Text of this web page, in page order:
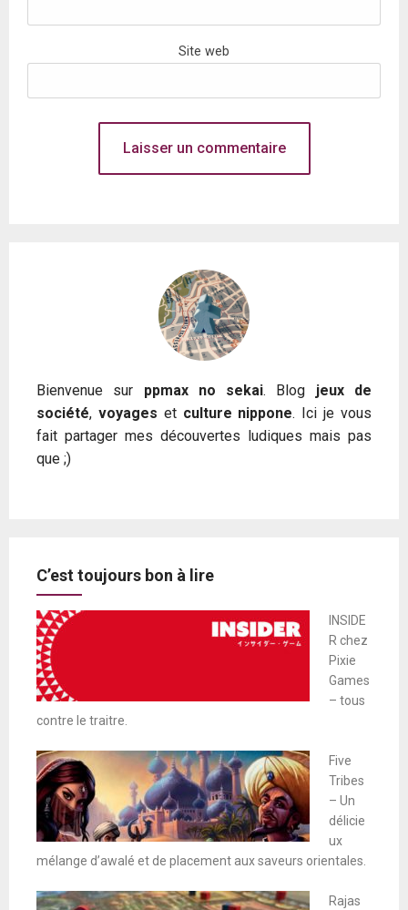
Site web
Bienvenue sur ppmax no sekai. Blog jeux de
société, voyages et culture nippone. Ici je vous
fait partager mes découvertes ludiques mais pas
que ;)
C’est toujours bon à lire
INSIDE
R chez
Pixie
Games
– tous
contre le traitre.
Five
Tribes
– Un
délicie
ux
mélange d’awalé et de placement aux saveurs orientales.
Rajas